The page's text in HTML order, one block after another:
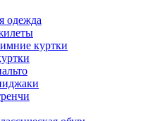
одежда
куртки